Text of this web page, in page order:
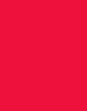
được tia
HEV (ánh
cấu dạng
mượt
nặng